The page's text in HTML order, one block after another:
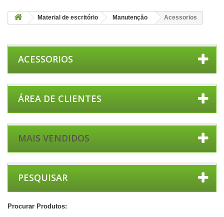
Material de escritório Manutenção Acessorios
ACESSORIOS
ÁREA DE CLIENTES
MAIS VENDIDOS
PESQUISAR
Procurar Produtos: